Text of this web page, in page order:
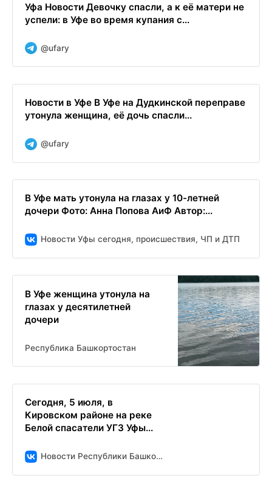
Уфа Новости Девочку спасли, а к её матери не
успели: в Уфе во время купания с...
@ufary
Новости в Уфе В Уфе на Дудкинской переправе
утонула женщина, её дочь спасли...
@ufary
В Уфе мать утонула на глазах у 10-летней
дочери Фото: Анна Попова АиФ Автор:...
Новости Уфы сегодня, происшествия, ЧП и ДТП
В Уфе женщина утонула на
глазах у десятилетней
дочери
Республика Башкортостан
Сегодня, 5 июля, в
Кировском районе на реке
Белой спасатели УГЗ Уфы...
Новости Республики Башкортостан и Уфы ( БСТ )